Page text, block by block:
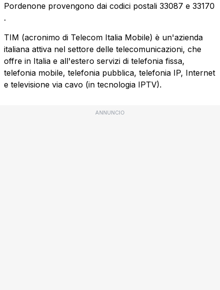
Pordenone provengono dai codici postali 33087 e 33170
.
TIM (acronimo di Telecom Italia Mobile) è un'azienda
italiana attiva nel settore delle telecomunicazioni, che
offre in Italia e all'estero servizi di telefonia fissa,
telefonia mobile, telefonia pubblica, telefonia IP, Internet
e televisione via cavo (in tecnologia IPTV).
ANNUNCIO